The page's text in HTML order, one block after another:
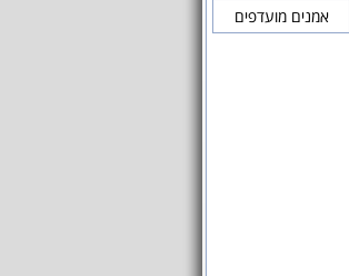
אמנים מועדפים